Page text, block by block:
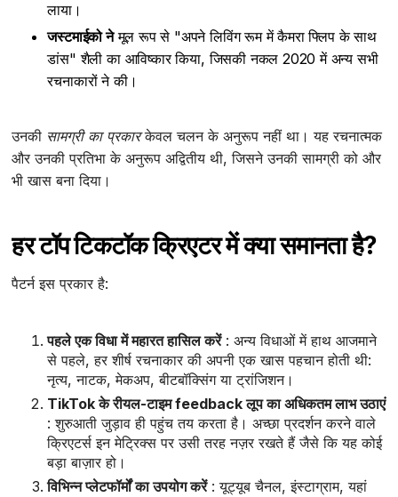
लाया।
जस्टमाईको नेमूल रूप से "अपने लिविंग रूम में कैमरा फ्लिप के साथ
डांस" शैली का आविष्कार किया, जिसकी नकल 2020 में अन्य सभी
रचनाकारों ने की।
उनकी सामग्री का प्रकारकेवल चलन के अनुरूप नहीं था। यह रचनात्मक
और उनकी प्रतिभा के अनुरूप अद्वितीय थी, जिसने उनकी सामग्री को और
भी खास बना दिया।
हर टॉप टिकटॉक क्रिएटर में क्या समानता है?
पैटर्न इस प्रकार है:
पहले एक विधा में महारत हासिल करें: अन्य विधाओं में हाथ आजमाने
से पहले, हर शीर्ष रचनाकार की अपनी एक खास पहचान होती थी:
नृत्य, नाटक, मेकअप, बीटबॉक्सिंग या ट्रांजिशन।
TikTok के रीयल-टाइम feedback लूप का अधिकतम लाभ उठाएं
: शुरुआती जुड़ाव ही पहुंच तय करता है। अच्छा प्रदर्शन करने वाले
क्रिएटर्स इन मेट्रिक्स पर उसी तरह नज़र रखते हैं जैसे कि यह कोई
बड़ा बाज़ार हो।
विभिन्न प्लेटफॉर्मों का उपयोग करें: यूट्यूब चैनल, इंस्टाग्राम, यहां